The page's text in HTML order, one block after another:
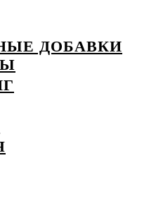
ДОБАВКИ